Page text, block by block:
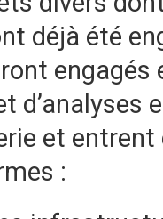
déjà été
d’analyses
et
: